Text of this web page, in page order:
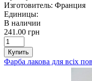
Изготовитель: Франция
Единицы:
В наличии
241.00 грн
Купить
Фарба лакова для всіх